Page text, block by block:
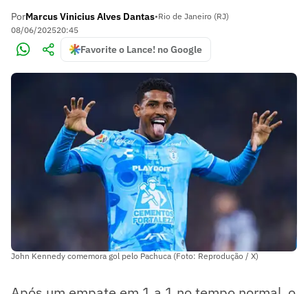
PorMarcus Vinicius Alves Dantas•Rio de Janeiro (RJ)
08/06/202520:45
Favorite o Lance! no Google
John Kennedy comemora gol pelo Pachuca (Foto: Reprodução / X)